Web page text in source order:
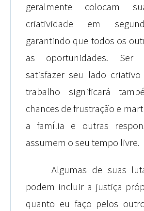
geralmente colocam
criatividade em
garantindo que todos os
as oportunidades. Ser
satisfazer seu lado
trabalho significará
chances de frustração e
a família e outras
assumem o seu tempo livre.
Algumas de suas
podem incluir a justiça
quanto eu faço pelos